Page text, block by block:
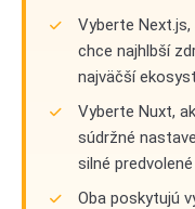
Vyberte
chce najhlbší
najväčší
Vyberte Nuxt,
súdržné
silné
Oba poskytujú